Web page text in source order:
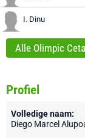
I. Dinu
Alle Olimpic
Profiel
Volledige naam:
Diego Marcel